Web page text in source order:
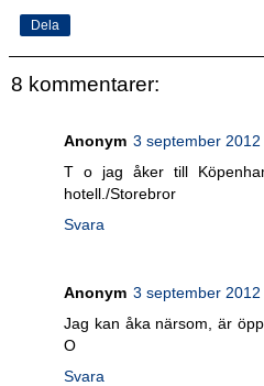
Dela
8 kommentarer:
Anonym 3 september
T o jag åker till
hotell./Storebror
Svara
Anonym 3 september 2012
Jag kan åka närsom, är
O
Svara